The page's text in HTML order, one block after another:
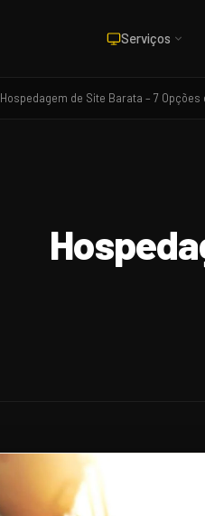
Serviços
Hospedagem de Site Barata – 7 Opções